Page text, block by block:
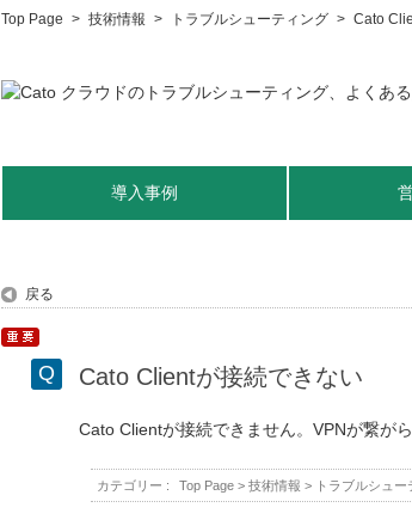
Top Page > 技術情報 > トラブルシューティング > Cato
導入事例
戻る
Cato Clientが接続できない
Cato Clientが接続できません。VPNが繋が
カテゴリー : Top Page > 技術情報 > トラブルシュー